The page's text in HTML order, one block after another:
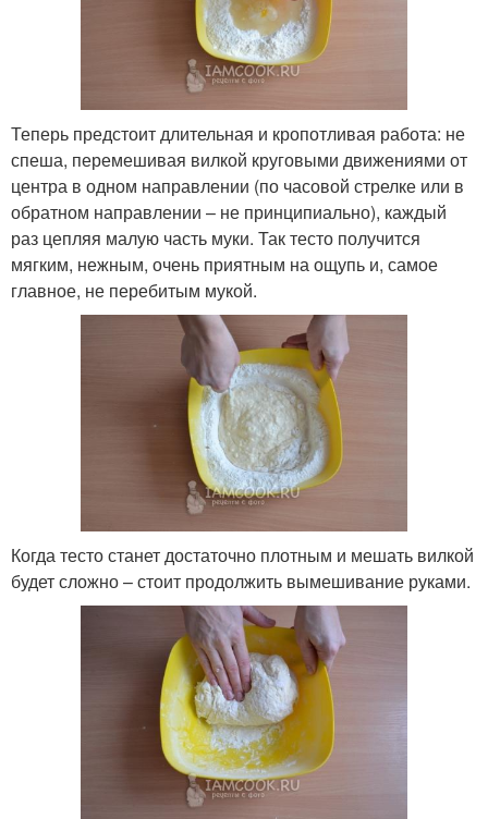
Теперь предстоит длительная и кропотливая работа: не
спеша, перемешивая вилкой круговыми движениями от
центра в одном направлении (по часовой стрелке или в
обратном направлении – не принципиально), каждый
раз цепляя малую часть муки. Так тесто получится
мягким, нежным, очень приятным на ощупь и, самое
главное, не перебитым мукой.
Когда тесто станет достаточно плотным и мешать вилкой
будет сложно – стоит продолжить вымешивание руками.